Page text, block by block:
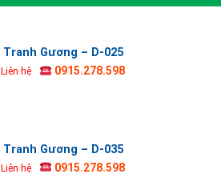
Tranh Gương – D-025
Liên hệ 0915.278.598
Tranh Gương – D-035
Liên hệ 0915.278.598